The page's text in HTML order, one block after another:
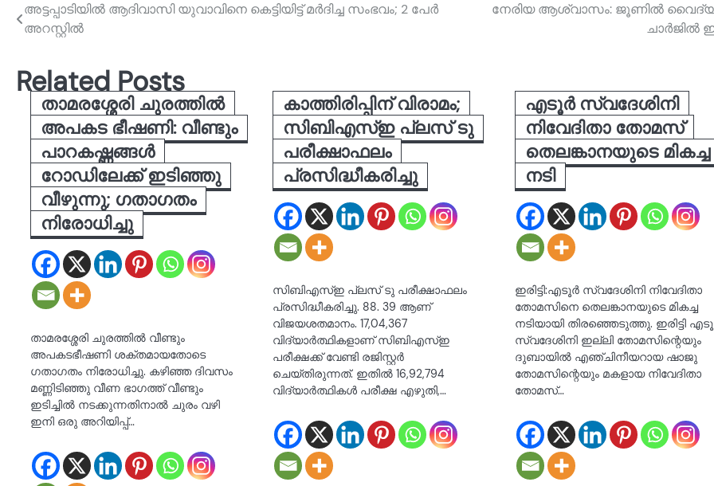
Post
navigation
അട്ടപ്പാടിയിൽ ആദിവാസി യുവാവിനെ കെട്ടിയിട്ട് മർദിച്ച സംഭവം; 2 പേർ
അറസ്റ്റിൽ
നേരിയ ആശ്വാസം: ജൂണിൽ
ചാർജിൽ
Related Posts
താമരശ്ശേരി ചുരത്തിൽ
അപകട ഭീഷണി: വീണ്ടും
പാറകഷ്ണങ്ങള്‍
റോഡിലേക്ക് ഇടിഞ്ഞു
വീഴുന്നു; ഗതാഗതം
നിരോധിച്ചു
താമരശ്ശേരി ചുരത്തിൽ വീണ്ടും
അപകടഭീഷണി ശക്തമായതോടെ
ഗതാഗതം നിരോധിച്ചു. കഴിഞ്ഞ ദിവസം
മണ്ണിടിഞ്ഞു വീണ ഭാഗത്ത് വീണ്ടും
ഇടിച്ചിൽ നടക്കുന്നതിനാൽ ചുരം വഴി
ഇനി ഒരു അറിയിപ്പ്…
കാത്തിരിപ്പിന് വിരാമം;
സിബിഎസ്ഇ പ്ലസ് ടു
പരീക്ഷാഫലം
പ്രസിദ്ധീകരിച്ചു
സിബിഎസ്ഇ പ്ലസ് ടു പരീക്ഷാഫലം
പ്രസിദ്ധീകരിച്ചു. 88. 39 ആണ്
വിജയശതമാനം. 17,04,367
വിദ്യാർത്ഥികളാണ് സിബിഎസ്ഇ
പരീക്ഷക്ക് വേണ്ടി രജിസ്റ്റർ
ചെയ്തിരുന്നത്. ഇതിൽ 16,92,794
വിദ്യാർത്ഥികൾ പരീക്ഷ എഴുതി,…
എടൂര്‍ സ്വദേശിനി
നിവേദിതാ തോമസ്
തെലങ്കാനയുടെ മികച്ച
നടി
ഇരിട്ടി:എടൂര്‍ സ്വദേശിനി നിവേദിതാ
തോമസിനെ തെലങ്കാനയുടെ മികച്ച
നടിയായി തിരഞ്ഞെടുത്തു. ഇരിട്ടി
സ്വദേശിനി ഇല്ലി തോമസിന്റെയും
ദുബായില്‍ എഞ്ചിനീയറായ ഷാജു
തോമസിന്റെയും മകളായ നിവേദിതാ
തോമസ്…